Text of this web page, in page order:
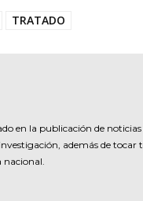
TRATADO
en la publicación de
además de tocar
nacional.